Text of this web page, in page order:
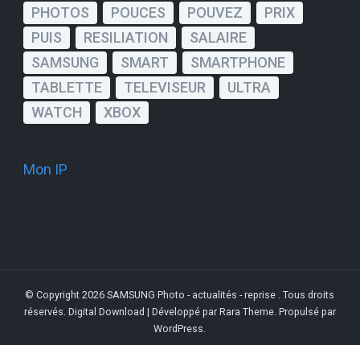
PHOTOS
POUCES POUVEZ
PRIX
PUIS
RESILIATION
SALAIRE
SAMSUNG
SMART
SMARTPHONE
TABLETTE
TELEVISEUR
ULTRA
WATCH
XBOX
Mon IP
© Copyright 2026SAMSUNG Photo - actualités - reprise . Tous droits
réservés. Digital Download | Développé par Rara Theme. Propulsé par
WordPress.